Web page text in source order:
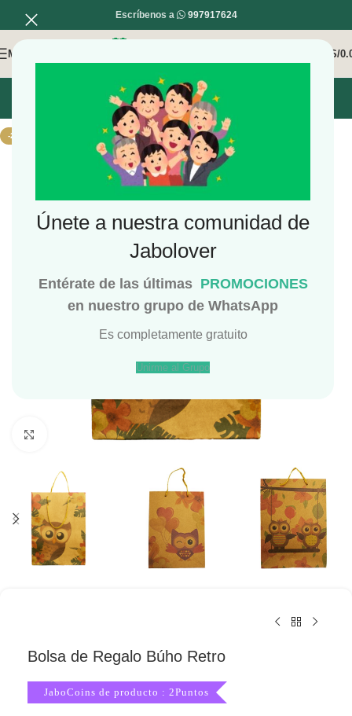
Únete a nuestra comunidad de
Jabolover
Entérate de las últimas PROMOCIONES
en nuestro grupo de WhatsApp
Es completamente gratuito
Unirme al Grupo
Escríbenos a 997917624
MENÚ S/
INICIO MI COMPRA MI CUENTA
-24%
Haga Click para agrandar
Bolsa de Regalo Búho Retro
JaboCoins de producto : 2Puntos